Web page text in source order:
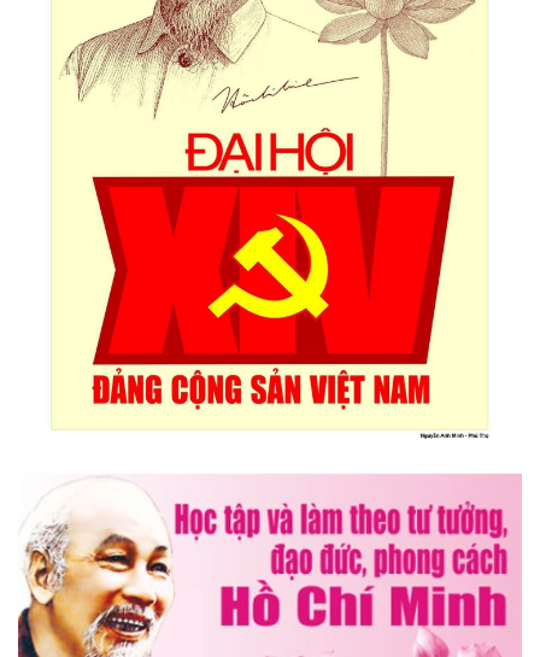
lần thứ 30
Lễ hội sầu riêng Đắk Lắk 2026 quy mô khủng với 17 hoạt
động đặc sắc
Đại hội lần thứ I Chi hội Múa: Sức trẻ dẫn lối đổi mới